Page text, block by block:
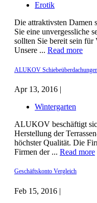
Erotik
Die attraktivsten Damen
Sie eine unvergessliche
sollten Sie bereit sein
Unsere ... Read more
ALUKOV
Apr 13, 2016 |
Wintergarten
ALUKOV beschäftigt
Herstellung der
höchster Qualität. Die
Firmen der ... Read more
Geschäftskonto Vergleich
Feb 15, 2016 |